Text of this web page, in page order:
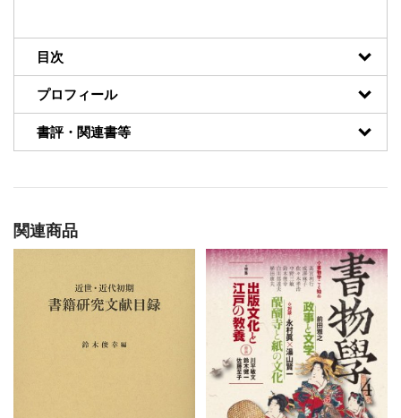
目次
プロフィール
書評・関連書等
関連商品